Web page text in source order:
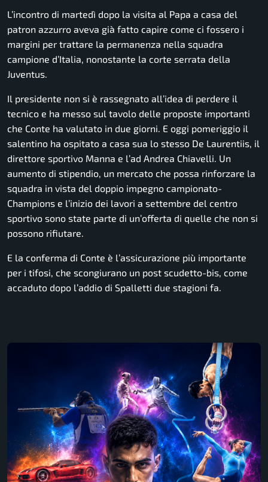
L’incontro di martedì dopo la visita al Papa a casa del
patron azzurro aveva già fatto capire come ci fossero i
margini per trattare la permanenza nella squadra
campione d’Italia, nonostante la corte serrata della
Juventus.
Il presidente non si è rassegnato all’idea di perdere il
tecnico e ha messo sul tavolo delle proposte importanti
che Conte ha valutato in due giorni. E oggi pomeriggio il
salentino ha ospitato a casa sua lo stesso De Laurentiis, il
direttore sportivo Manna e l’ad Andrea Chiavelli. Un
aumento di stipendio, un mercato che possa rinforzare la
squadra in vista del doppio impegno campionato-
Champions e l’inizio dei lavori a settembre del centro
sportivo sono state parte di un’offerta di quelle che non si
possono rifiutare.
E la conferma di Conte è l’assicurazione più importante
per i tifosi, che scongiurano un post scudetto-bis, come
accaduto dopo l’addio di Spalletti due stagioni fa.